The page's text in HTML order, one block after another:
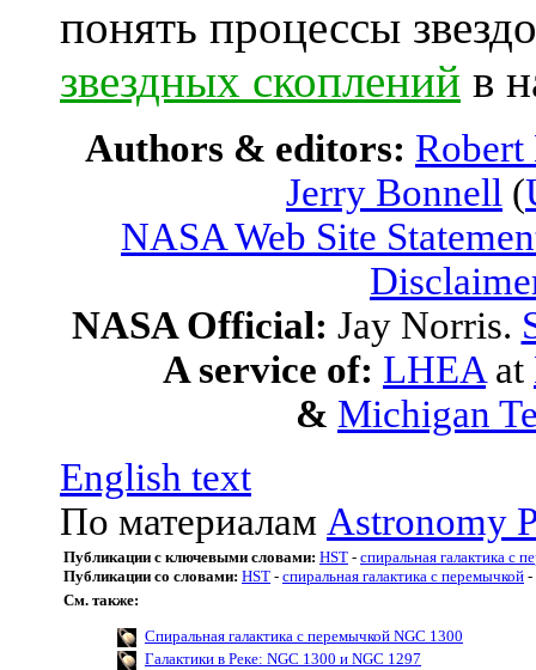
понять процессы
звездных скоплений в
Authors & editors:
Jerry Bonnell (
NASA Web Site
NASA Official: Jay Norris.
A service of: LHEA at
& Michigan
English text
По материалам Astronomy
Публикации с ключевыми словами: HST - спиральная галактика с
Публикации со словами: HST - спиральная галактика с перемычкой -
См. также:
Спиральная галактика с перемычкой NGC 1300
Галактики в Реке: NGC 1300 и NGC 1297